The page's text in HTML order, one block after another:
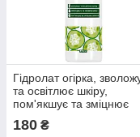
Гідролат огірка,
та освітлює шкіру,
пом'якшує та зміцнює
Біоактив
180 ₴